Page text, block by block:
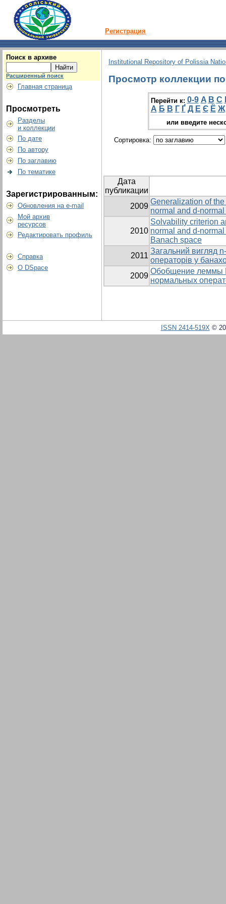
Регистрация
Поиск в архиве
Расширенный поиск
Главная страница
Просмотреть
Разделы
и коллекции
По дате
По автору
По заглавию
По тематике
Зарегистрированным:
Обновления на e-mail
Мой архив
ресурсов
Редактировать профиль
Справка
О DSpace
Institutional Repository of Polissia
Просмотр коллекции
Перейти к: 0-9 A B C
А Б В Г Ґ Д Е Є Ё Ж
или введите
Сортировка:
Дата
публикации
2009
Generalization of
normal and d-
2010
Solvability criterion
normal and d-
Banach space
2011
Загальний вигляд
операторів у
2009
Обобщение леммы
нормальных
ISSN 2414-519X©